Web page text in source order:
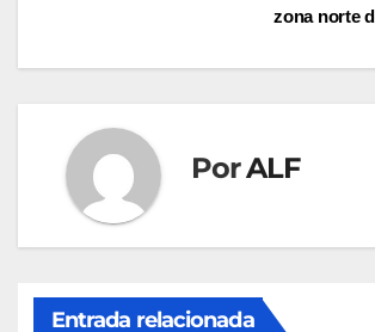
zona norte
PorALF
Entrada relacionada